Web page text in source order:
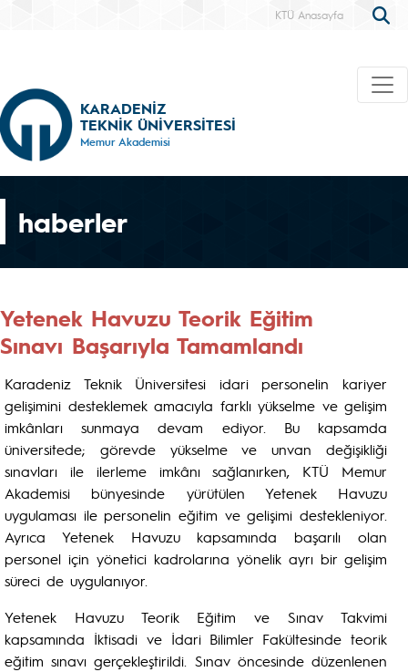
KTÜ Anasayfa
KARADENİZ
TEKNİK ÜNİVERSİTESİ
Memur Akademisi
haberler
Yetenek Havuzu Teorik Eğitim
Sınavı Başarıyla Tamamlandı
Karadeniz Teknik Üniversitesi idari personelin kariyer
gelişimini desteklemek amacıyla farklı yükselme ve gelişim
imkânları sunmaya devam ediyor. Bu kapsamda
üniversitede; görevde yükselme ve unvan değişikliği
sınavları ile ilerleme imkânı sağlanırken, KTÜ Memur
Akademisi bünyesinde yürütülen Yetenek Havuzu
uygulaması ile personelin eğitim ve gelişimi destekleniyor.
Ayrıca Yetenek Havuzu kapsamında başarılı olan
personel için yönetici kadrolarına yönelik ayrı bir gelişim
süreci de uygulanıyor.
Yetenek Havuzu Teorik Eğitim ve Sınav Takvimi
kapsamında İktisadi ve İdari Bilimler Fakültesinde teorik
eğitim sınavı gerçekleştirildi. Sınav öncesinde düzenlenen